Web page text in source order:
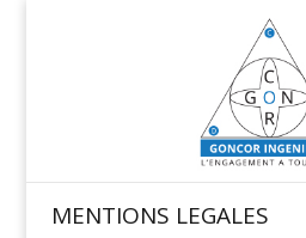
MENTIONS LEGALES